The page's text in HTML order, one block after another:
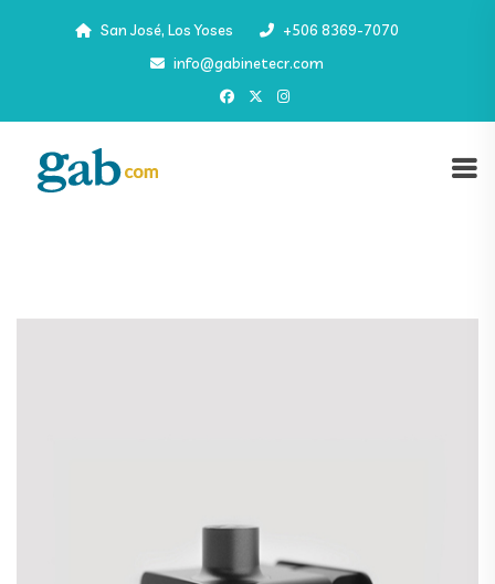
San José, Los Yoses
+506 8369-7070
info@gabinetecr.com